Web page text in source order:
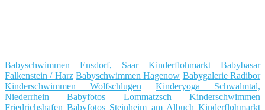
Babyschwimmen Ensdorf, Saar
Kinderflohmarkt Babybasar
Falkenstein / Harz Babyschwimmen Hagenow Babygalerie Radibor
Kinderschwimmen Wolfschlugen
Kinderyoga Schwalmtal,
Niederrhein
Babyfotos Lommatzsch
Kinderschwimmen
Friedrichshafen Babyfotos Steinheim am Albuch Kinderflohmarkt